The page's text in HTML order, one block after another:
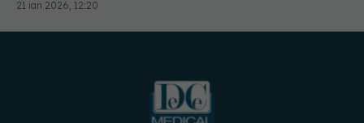
URMĂREȘTE-NE PE: